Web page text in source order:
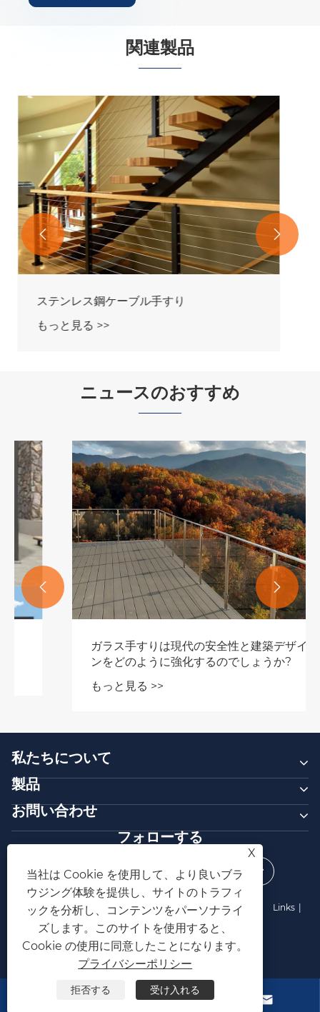
関連製品
ステンレスワイヤー欄干
もっと見る >>
 
ニュースのおすすめ
ガラス手すりは現代の安全性と建築デザイ
ンをどのように強化するのでしょうか?
もっと見る >>
 
私たちについて
製品
お問い合わせ
フォローする
著作権 © 2025 浙江ビオンタ金属株式会社無断転載を禁じます。 Links
Sitemap
| XML プライバシーポリシー
 
X
当社は Cookie を使用して、より良いブラ
ウジング体験を提供し、サイトのトラフィ
ックを分析し、コンテンツをパーソナライ
ズします。このサイトを使用すると、
Cookie の使用に同意したことになります。
プライバシーポリシー
拒否する 受け入れる